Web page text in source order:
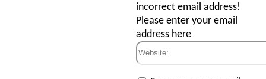
incorrect email address!
Please enter your email
address here